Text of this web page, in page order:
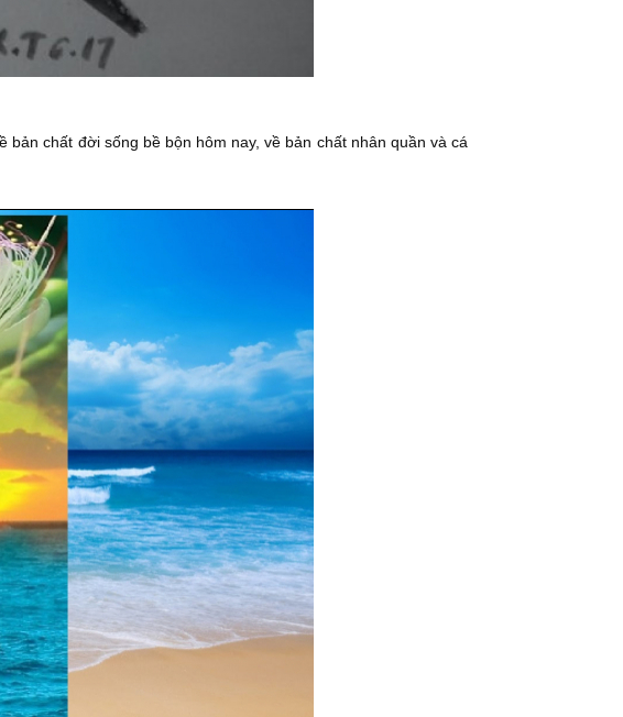
bản chất đời sống bề bộn hôm nay, về bản chất nhân quần và cá